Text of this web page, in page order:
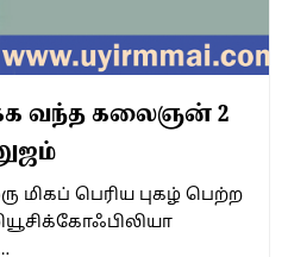
வந்த கலைஞன் 2
மிகப் பெரிய புகழ் பெற்ற